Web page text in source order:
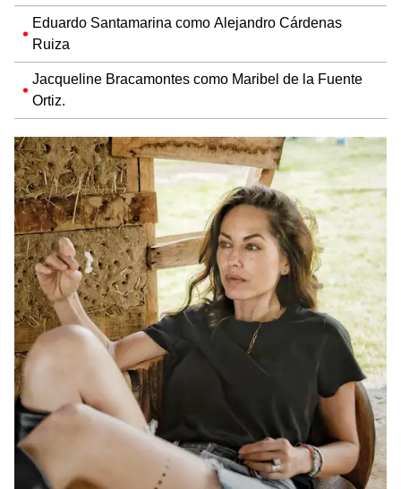
Eduardo Santamarina como Alejandro Cárdenas
Ruiza
Jacqueline Bracamontes como Maribel de la Fuente
Ortiz.